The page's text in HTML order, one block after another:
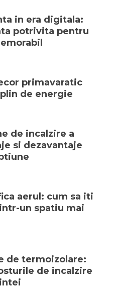
in era digitala:
potrivita pentru
primavaratic
de energie
de incalzire a
si dezavantaje
aerul: cum sa iti
un spatiu mai
de termoizolare:
de incalzire